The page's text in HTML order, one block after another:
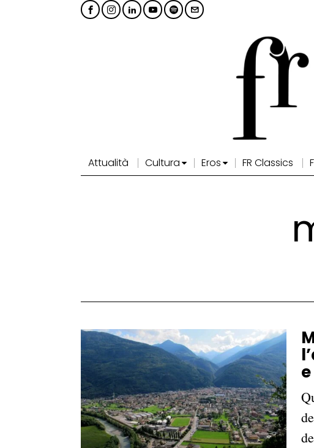
Attualità Cultura Eros FR Classics